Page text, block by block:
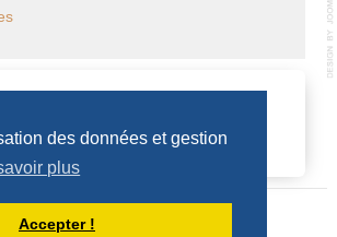
des données et gestion
plus
Accepter !